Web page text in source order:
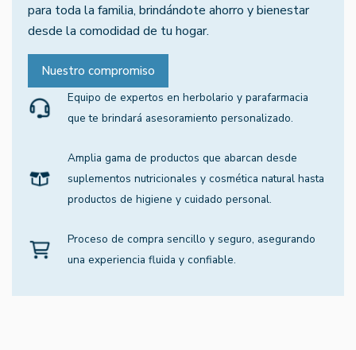
para toda la familia, brindándote ahorro y bienestar
desde la comodidad de tu hogar.
Nuestro compromiso
Equipo de expertos en herbolario y parafarmacia
que te brindará asesoramiento personalizado.
Amplia gama de productos que abarcan desde
suplementos nutricionales y cosmética natural hasta
productos de higiene y cuidado personal.
Proceso de compra sencillo y seguro, asegurando
una experiencia fluida y confiable.